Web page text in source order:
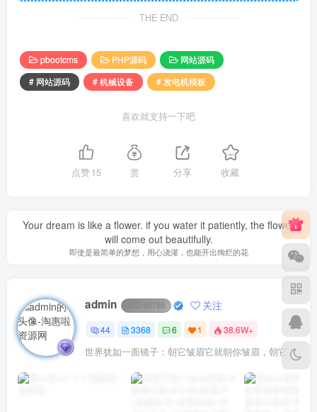
THE END
pbootcms PHP源码
网站源码
# 网站源码
# 机械设备 # 发电机模板
喜欢就支持一下吧
点赞15 赏 分享 收藏
Your dream is like a flower. if you water it patiently, the flower
will come out beautifully.
即使是最简单的梦想，用心浇灌，也能开出绚烂的花
admin 65785 关注
44 3368 6 1 38.6W+
世界犹如一面镜子：朝它皱眉它就朝你皱眉，朝它微笑它也吵你微笑